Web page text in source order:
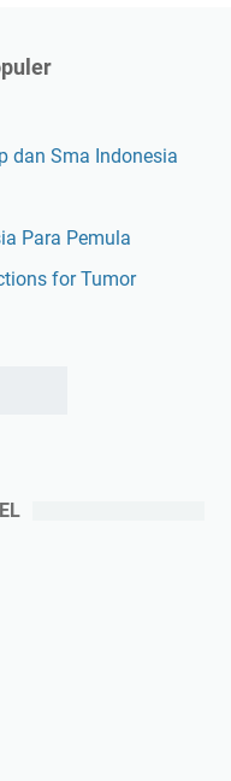
dan Sma Indonesia
Para Pemula
for Tumor